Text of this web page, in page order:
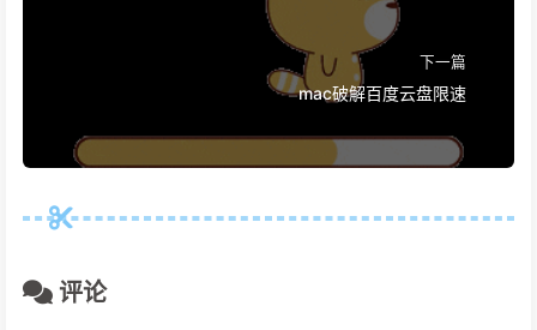
下一篇
mac破解百度云盘限速
评论